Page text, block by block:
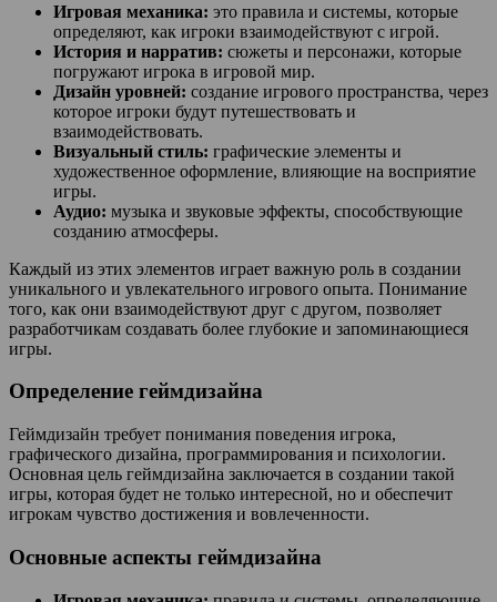
Игровая механика: это правила и системы, которые
определяют, как игроки взаимодействуют с игрой.
История и нарратив: сюжеты и персонажи, которые
погружают игрока в игровой мир.
Дизайн уровней: создание игрового пространства, через
которое игроки будут путешествовать и
взаимодействовать.
Визуальный стиль: графические элементы и
художественное оформление, влияющие на восприятие
игры.
Аудио: музыка и звуковые эффекты, способствующие
созданию атмосферы.
Каждый из этих элементов играет важную роль в создании
уникального и увлекательного игрового опыта. Понимание
того, как они взаимодействуют друг с другом, позволяет
разработчикам создавать более глубокие и запоминающиеся
игры.
Определение геймдизайна
Геймдизайн требует понимания поведения игрока,
графического дизайна, программирования и психологии.
Основная цель геймдизайна заключается в создании такой
игры, которая будет не только интересной, но и обеспечит
игрокам чувство достижения и вовлеченности.
Основные аспекты геймдизайна